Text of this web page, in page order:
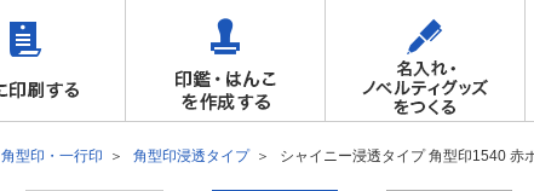
角型印・一行印 角型印浸透タイプ シャイニー浸透タイプ 角型印1540 赤